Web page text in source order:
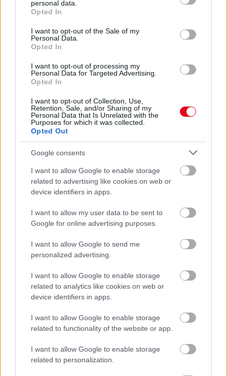
grant or deny consent to Google and its third-party tags to
use your data for below specified purposes in below Google
consent section.
personal data.
Opted In
I want to opt-out of the Sale of my
Personal Data.
Opted In
I want to opt-out of processing my
Personal Data for Targeted Advertising.
Opted In
I want to opt-out of Collection, Use,
Retention, Sale, and/or Sharing of my
Personal Data that Is Unrelated with the
Purposes for which it was collected.
Opted Out
Google consents
I want to allow Google to enable storage
related to advertising like cookies on web or
device identifiers in apps.
I want to allow my user data to be sent to
Google for online advertising purposes.
I want to allow Google to send me
personalized advertising.
I want to allow Google to enable storage
related to analytics like cookies on web or
device identifiers in apps.
I want to allow Google to enable storage
related to functionality of the website or app.
I want to allow Google to enable storage
related to personalization.
24 óra
Ezért párásodik be állandóan az ablak – egyszerűbb a
megoldás, mint gondolnád
Nem ecettel és nem szódabikarbónával: ezzel lesz
újra csillogó a vízköves csap